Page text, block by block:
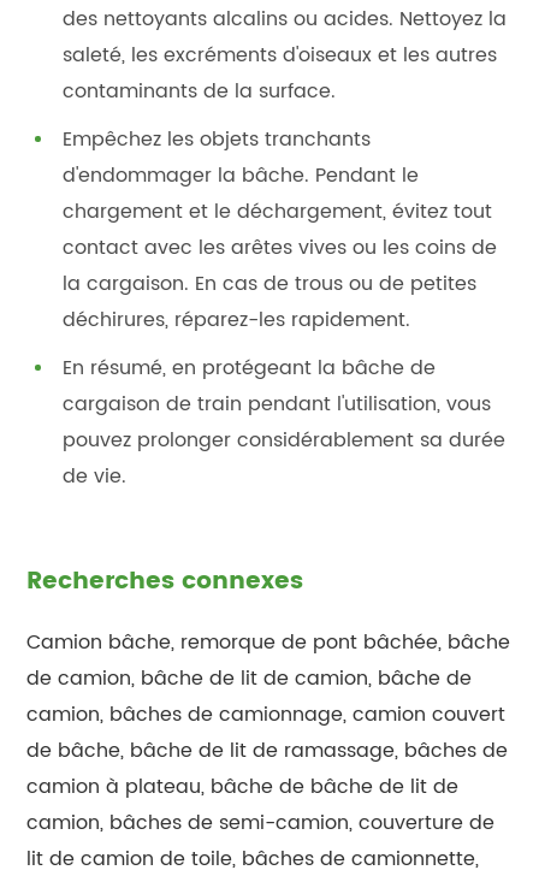
des nettoyants alcalins ou acides. Nettoyez la
saleté, les excréments d'oiseaux et les autres
contaminants de la surface.
Empêchez les objets tranchants
d'endommager la bâche. Pendant le
chargement et le déchargement, évitez tout
contact avec les arêtes vives ou les coins de
la cargaison. En cas de trous ou de petites
déchirures, réparez-les rapidement.
En résumé, en protégeant la bâche de
cargaison de train pendant l'utilisation, vous
pouvez prolonger considérablement sa durée
de vie.
Recherches connexes
Camion bâche, remorque de pont bâchée, bâche
de camion, bâche de lit de camion, bâche de
camion, bâches de camionnage, camion couvert
de bâche, bâche de lit de ramassage, bâches de
camion à plateau, bâche de bâche de lit de
camion, bâches de semi-camion, couverture de
lit de camion de toile, bâches de camionnette,